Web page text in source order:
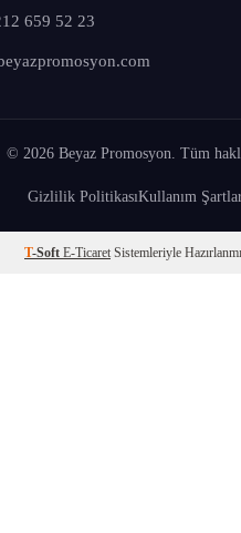
659 52 23
© 2026 Beyaz Promosyon. Tüm
Gizlilik PolitikasıKullanım
T-Soft E-Ticaret Sistemleriyle